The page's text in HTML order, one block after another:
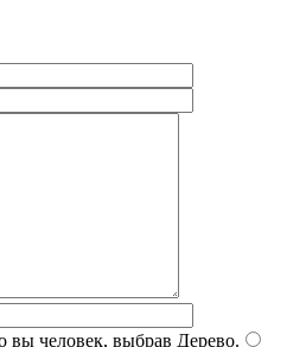
вы человек, выбрав Дерево.